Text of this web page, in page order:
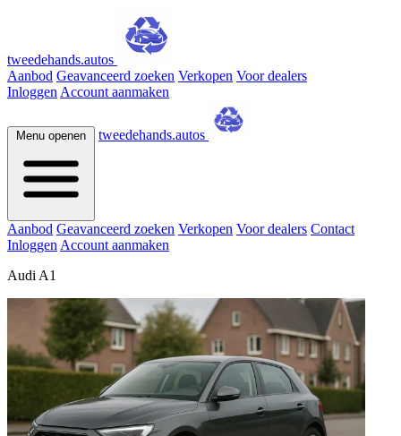
tweedehands.autos
Aanbod Geavanceerd zoeken Verkopen Voor dealers
Inloggen Account aanmaken
Menu openen tweedehands.autos
Aanbod Geavanceerd zoeken Verkopen Voor dealers Contact
Inloggen Account aanmaken
Audi A1